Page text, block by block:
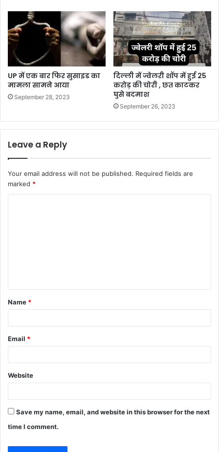
UP में एक बार फिर सुसाइड का
मामला सामने आया
September 28, 2023
दिल्ली में ज्वेलरी शॉप में हुई 25
करोड़ की चोरी , छत काटकर
घुसे बदमाश
September 26, 2023
Leave a Reply
Your email address will not be published. Required fields are
marked *
t
*
Name *
Email *
Website
Save my name, email, and website in this browser for the next
time I comment.